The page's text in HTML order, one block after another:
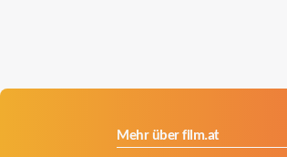
Mehr über film.at